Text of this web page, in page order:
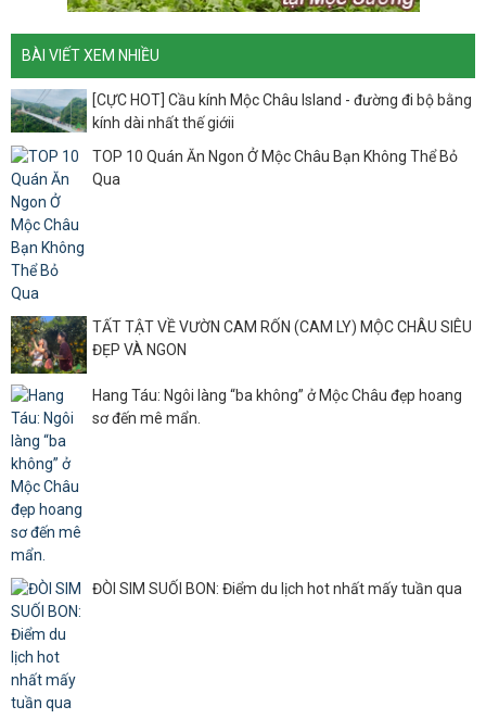
BÀI VIẾT XEM NHIỀU
[CỰC HOT] Cầu kính Mộc Châu Island - đường đi bộ bằng
kính dài nhất thế giớii
TOP 10 Quán Ăn Ngon Ở Mộc Châu Bạn Không Thể Bỏ
Qua
TẤT TẬT VỀ VƯỜN CAM RỐN (CAM LY) MỘC CHÂU SIÊU
ĐẸP VÀ NGON
Hang Táu: Ngôi làng “ba không” ở Mộc Châu đẹp hoang
sơ đến mê mẩn.
ĐÒI SIM SUỐI BON: Điểm du lịch hot nhất mấy tuần qua